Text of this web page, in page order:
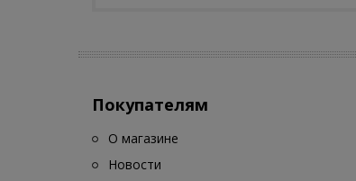
Покупателям
О магазине
Новости